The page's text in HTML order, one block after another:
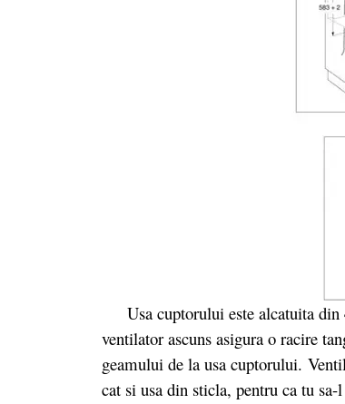
Usa cuptorului este alcatuita din
ventilator ascuns asigura o racire
geamului de la usa cuptorului.
cat si usa din sticla, pentru ca tu